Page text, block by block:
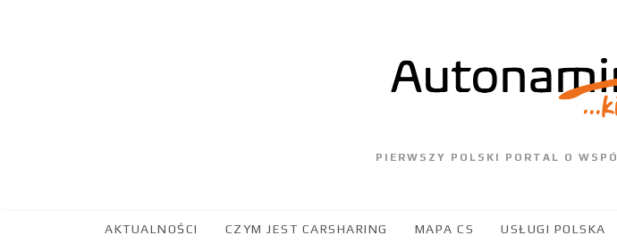
PIERWSZY POLSKI PORTAL O
AKTUALNOŚCI CZYM JEST CARSHARING MAPA CS USŁUGI POLSKA